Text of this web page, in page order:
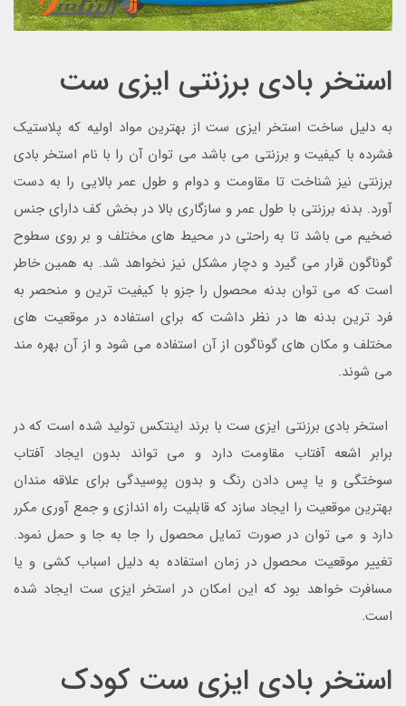
استخر بادی برزنتی ایزی ست
به دلیل ساخت استخر ایزی ست از بهترین مواد اولیه که پلاستیک
فشرده با کیفیت و برزنتی می باشد می توان آن را با نام استخر بادی
برزنتی نیز شناخت تا مقاومت و دوام و طول عمر بالایی را به دست
آورد. بدنه برزنتی با طول عمر و سازگاری بالا در بخش کف دارای جنس
ضخیم می باشد تا به راحتی در محیط های مختلف و بر روی سطوح
گوناگون قرار می گیرد و دچار مشکل نیز نخواهد شد. به همین خاطر
است که می توان بدنه محصول را جزو با کیفیت ترین و منحصر به
فرد ترین بدنه ها در نظر داشت که برای استفاده در موقعیت های
مختلف و مکان های گوناگون از آن استفاده می شود و از آن بهره مند
می شوند.
استخر بادی برزنتی ایزی ست با برند اینتکس تولید شده است که در
برابر اشعه آفتاب مقاومت دارد و می تواند بدون ایجاد آفتاب
سوختگی و یا پس دادن رنگ و بدون پوسیدگی برای علاقه مندان
بهترین موقعیت را ایجاد سازد که قابلیت راه اندازی و جمع آوری مکرر
دارد و می توان در صورت تمایل محصول را جا به جا و حمل نمود.
تغییر موقعیت محصول در زمان استفاده به دلیل اسباب کشی و یا
مسافرت خواهد بود که این امکان در استخر ایزی ست ایجاد شده
است.
استخر بادی ایزی ست کودک